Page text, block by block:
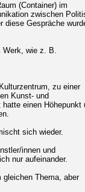
(Container) im
zwischen
diese Gespräche
Werk, wie z. B.
zu einer
Kunst- und
einen Höhepunkt
sich wieder.
innen und
nur aufeinander.
gleichen Thema, aber